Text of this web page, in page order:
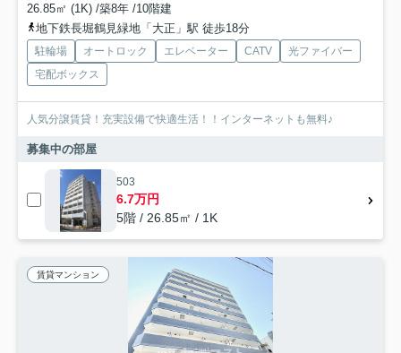
26.85㎡ (1K) /築8年 /10階建
地下鉄長堀鶴見緑地「大正」駅 徒歩18分
駐輪場 オートロック エレベーター CATV
光ファイバー
宅配ボックス
人気分譲賃貸！充実設備で快適生活！！インターネットも無料♪
募集中の部屋
503
6.7万円
5階 / 26.85㎡ / 1K
賃貸マンション